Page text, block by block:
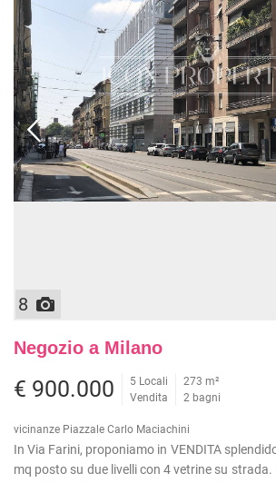
8
Negozio a Milano
€ 900.000
5 Locali
Vendita
273 m²
2 bagni
vicinanze Piazzale Carlo Maciachini
In Via Farini, proponiamo in VENDITA
mq posto su due livelli con 4 vetrine su